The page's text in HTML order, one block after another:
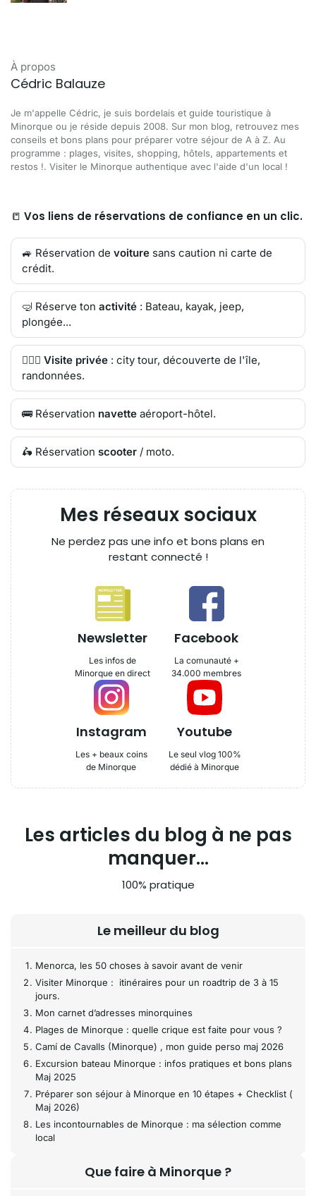
À propos
Cédric Balauze
Je m'appelle Cédric, je suis bordelais et guide touristique à
Minorque ou je réside depuis 2008. Sur mon blog, retrouvez mes
conseils et bons plans pour préparer votre séjour de A à Z. Au
programme : plages, visites, shopping, hôtels, appartements et
restos !. Visiter le Minorque authentique avec l'aide d'un local !
📒 Vos liens de réservations de confiance en un clic.
🚙 Réservation de voiture sans caution ni carte de
crédit.
🤿 Réserve ton activité : Bateau, kayak, jeep,
plongée...
🙋🏻‍♂️ Visite privée : city tour, découverte de l'île,
randonnées.
🚌 Réservation navette aéroport-hôtel.
🛵 Réservation scooter / moto.
Mes réseaux sociaux
Ne perdez pas une info et bons plans en
restant connecté !
Newsletter
Les infos de
Minorque en direct
Facebook
La comunauté +
34.000 membres
Instagram
Les + beaux coins
de Minorque
Youtube
Le seul vlog 100%
dédié à Minorque
Les articles du blog à ne pas
manquer...
100% pratique
Le meilleur du blog
Menorca, les 50 choses à savoir avant de venir
Visiter Minorque : itinéraires pour un roadtrip de 3 à 15
jours.
Mon carnet d’adresses minorquines
Plages de Minorque : quelle crique est faite pour vous ?
Camí de Cavalls (Minorque) , mon guide perso maj 2026
Excursion bateau Minorque : infos pratiques et bons plans
Maj 2025
Préparer son séjour à Minorque en 10 étapes + Checklist (
Maj 2026)
Les incontournables de Minorque : ma sélection comme
local
Que faire à Minorque ?